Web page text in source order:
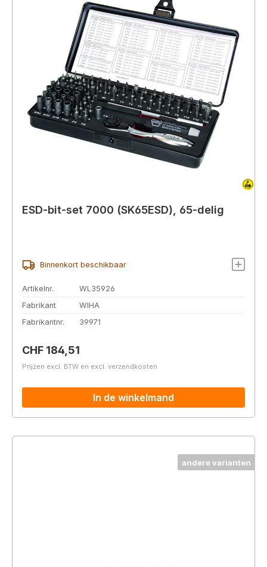
ESD-bit-set 7000 (SK65ESD), 65-delig
Binnenkort beschikbaar
Artikelnr.
WL35926
Fabrikant
WIHA
Fabrikantnr.
39971
Normale prijs:
CHF 184,51
Prijzen excl. BTW en excl. verzendkosten
In de winkelmand
andere varianten